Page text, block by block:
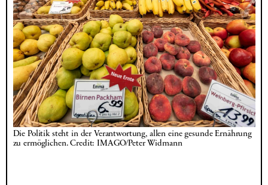
Die Politik steht in der Verantwortung, allen eine gesunde Ernährung
zu ermöglichen. Credit: IMAGO/Peter Widmann